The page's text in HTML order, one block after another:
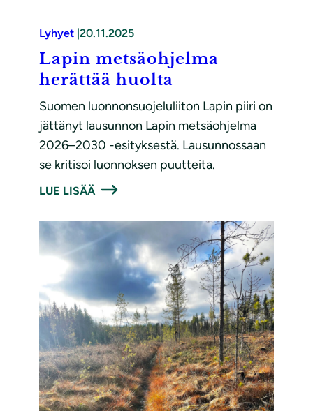
Lyhyet |20.11.2025
Lapin metsäohjelma
herättää huolta
Suomen luonnonsuojeluliiton Lapin piiri on
jättänyt lausunnon Lapin metsäohjelma
2026–2030 -esityksestä. Lausunnossaan
se kritisoi luonnoksen puutteita.
LUE LISÄÄ